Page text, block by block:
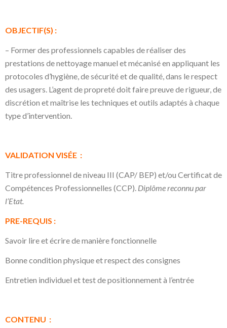
OBJECTIF(S) :
– Former des professionnels capables de réaliser des
prestations de nettoyage manuel et mécanisé en appliquant les
protocoles d’hygiène, de sécurité et de qualité, dans le respect
des usagers. L’agent de propreté doit faire preuve de rigueur, de
discrétion et maîtrise les techniques et outils adaptés à chaque
type d’intervention.
VALIDATION VISÉE :
Titre professionnel de niveau III (CAP/ BEP) et/ou Certificat de
Compétences Professionnelles (CCP). Diplôme reconnu par
l’Etat.
PRE-REQUIS :
Savoir lire et écrire de manière fonctionnelle
Bonne condition physique et respect des consignes
Entretien individuel et test de positionnement à l’entrée
CONTENU :